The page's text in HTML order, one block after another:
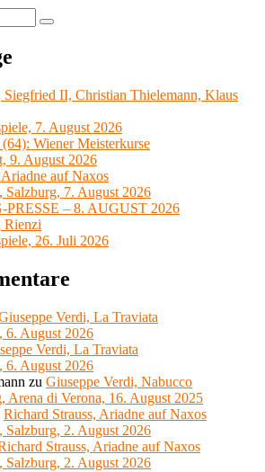
Suchen
Siegfried II, Christian Thielemann, Klaus
7. August 2026
Wiener Meisterkurse
9. August 2026
auf Naxos
Salzburg, 7. August 2026
– 8. AUGUST 2026
Rienzi
26. Juli 2026
Verdi, La Traviata
6. August 2026
Verdi, La Traviata
6. August 2026
zu Giuseppe Verdi, Nabucco
Arena di Verona, 16. August 2025
Richard Strauss, Ariadne auf Naxos
Salzburg, 2. August 2026
Strauss, Ariadne auf Naxos
Salzburg, 2. August 2026